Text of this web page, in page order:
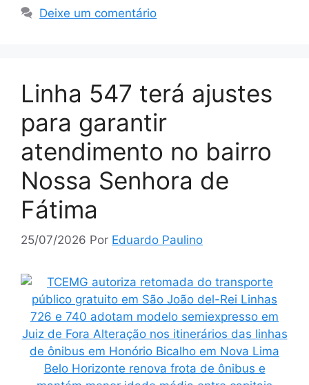
Deixe um comentário
Linha 547 terá ajustes
para garantir
atendimento no bairro
Nossa Senhora de
Fátima
25/07/2026 Por Eduardo Paulino